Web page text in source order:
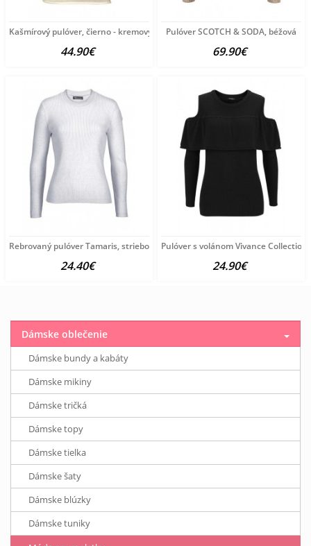
Kašmírový pulóver, čierno - kremový
44.90€
Pulóver SCOTCH & SODA, béžová
69.90€
Rebrovaný pulóver Tamaris, strieborno-sivý
24.40€
Pulóver s volánom Vivance
24.90€
Dámske oblečenie
Dámske bundy a kabáty
Dámske mikiny
Dámske tričká
Dámske topy
Dámske tielka
Dámske šaty
Dámske blúzky
Dámske tuniky